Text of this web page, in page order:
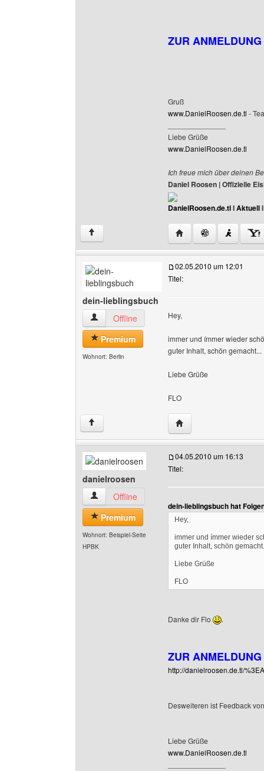
ZUR ANMELDUNG
Gruß
www.DanielRoosen.de.tl -
Liebe Grüße
www.DanielRoosen.de.tl
Ich freue mich über deinen
Daniel Roosen | Offizielle
DanielRoosen.de.tlIAktuell
↑ Website dieses
dein-lieblingsbuch
dein-lieblingsbuch Benutzer-Profile anzeigen
Offline
Premium
Wohnort: Berlin
02.05.2010 um 12:01
Titel:
Hey,
immer und ímmer wieder
guter Inhalt, schön gemacht...
Liebe Grüße
FLO
↑ Website dieses
danielroosen
danielroosen Benutzer-Profile anzeigen
Offline
Premium
Wohnort: Beispiel-Seite
HPBK
04.05.2010 um 16:13
Titel:
dein-lieblingsbuch hat
Hey,
immer und ímmer wieder
guter Inhalt, schön
Liebe Grüße
FLO
Danke dir Flo .
ZUR
http://danielroosen.de.tl/
Desweiteren ist Feedback
Liebe Grüße
www.DanielRoosen.de.tl